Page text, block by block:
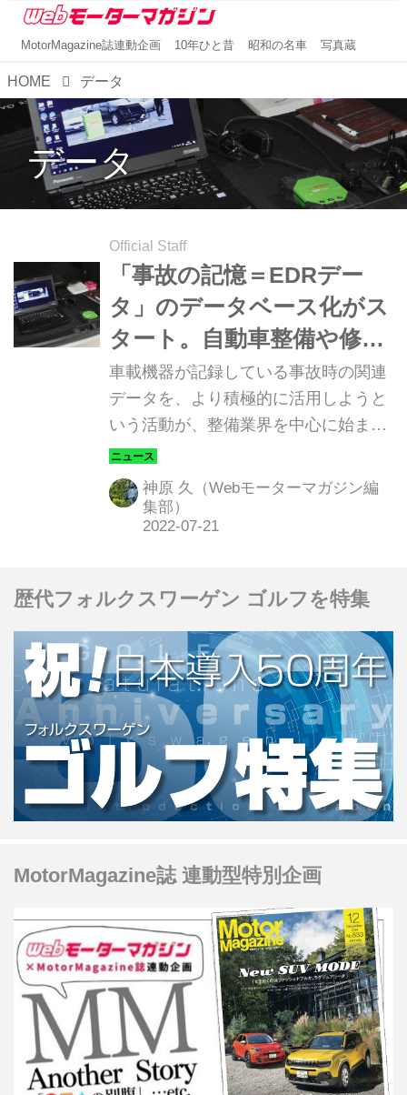
MotorMagazine誌連動企画 10年ひと昔 昭和の名車 写真蔵
HOME データ
データ
Official Staff
「事故の記憶＝EDRデー
タ」のデータベース化がス
タート。自動車整備や修理
の安心感を増すために今、
できること。
車載機器が記録している事故時の関連
データを、より積極的に活用しようと
いう活動が、整備業界を中心に始まっ
ている。欧米に比べるとかなり遅れた
観のある取り組みだが、いよいよ日本
でも本格的に、自動車事故検証へのIT
の導入が本格化しそうだ。その流れを
神原 久（Webモーターマガジン編
集部）
歴代フォルクスワーゲン ゴルフを特集
MotorMagazine誌 連動型特別企画